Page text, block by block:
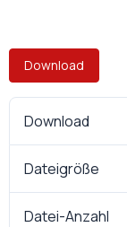
Download
Download
Dateigröße
Datei-Anzahl